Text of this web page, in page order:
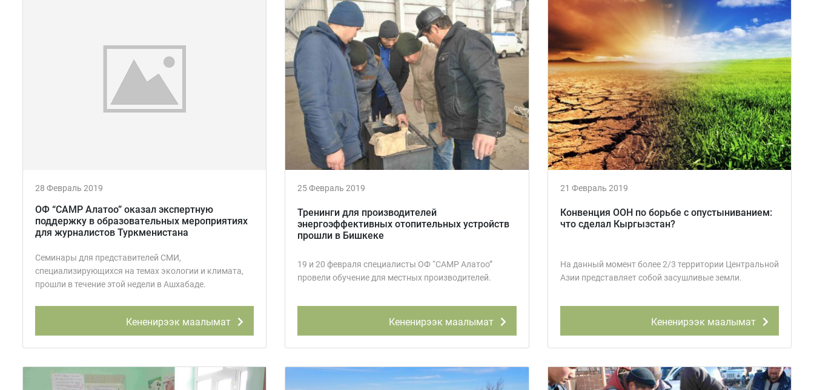
28 Февраль 2019
ОФ “CAMP Алатоо” оказал экспертную
поддержку в образовательных мероприятиях
для журналистов Туркменистана
Семинары для представителей СМИ,
специализирующихся на темах экологии и климата,
прошли в течение этой недели в Ашхабаде.
Кененирээк маалымат
25 Февраль 2019
Тренинги для производителей
энергоэффективных отопительных устройств
прошли в Бишкеке
19 и 20 февраля специалисты ОФ “CAMP Алатоо”
провели обучение для местных производителей.
Кененирээк маалымат
21 Февраль 2019
Конвенция ООН по борьбе с опустыниванием:
что сделал Кыргызстан?
На данный момент более 2/3 территории Центральной
Азии представляет собой засушливые земли.
Кененирээк маалымат